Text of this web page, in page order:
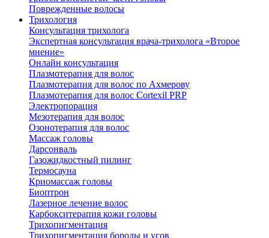
Поврежденные волосы
Трихология
Консультация трихолога
Экспертная консультация врача-трихолога «Второе
мнение»
Онлайн консультация
Плазмотерапия для волос
Плазмотерапия для волос по Ахмерову
Плазмотерапия для волос Cortexil PRP
Электропорация
Мезотерапия для волос
Озонотерапия для волос
Массаж головы
Дарсонваль
Газожидкостный пилинг
Термосауна
Криомассаж головы
Биоптрон
Лазерное лечение волос
Карбокситерапия кожи головы
Трихопигментация
Трихопигментация бороды и усов